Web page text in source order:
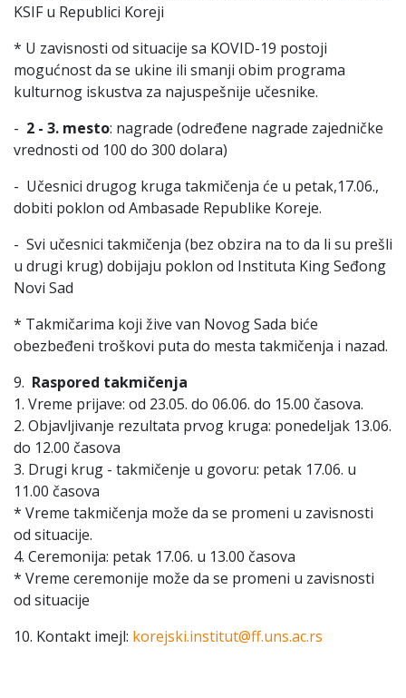
KSIF u Republici Koreji
* U zavisnosti od situacije sa KOVID-19 postoji
mogućnost da se ukine ili smanji obim programa
kulturnog iskustva za najuspešnije učesnike.
- 2 - 3. mesto: nagrade (određene nagrade zajedničke
vrednosti od 100 do 300 dolara)
- Učesnici drugog kruga takmičenja će u petak,17.06.,
dobiti poklon od Ambasade Republike Koreje.
- Svi učesnici takmičenja (bez obzira na to da li su prešli
u drugi krug) dobijaju poklon od Instituta King Seđong
Novi Sad
* Takmičarima koji žive van Novog Sada biće
obezbeđeni troškovi puta do mesta takmičenja i nazad.
9. Raspored takmičenja
1. Vreme prijave: od 23.05. do 06.06. do 15.00 časova.
2. Objavljivanje rezultata prvog kruga: ponedeljak 13.06.
do 12.00 časova
3. Drugi krug - takmičenje u govoru: petak 17.06. u
11.00 časova
* Vreme takmičenja može da se promeni u zavisnosti
od situacije.
4. Ceremonija: petak 17.06. u 13.00 časova
* Vreme ceremonije može da se promeni u zavisnosti
od situacije
10. Kontakt imejl: korejski.institut@ff.uns.ac.rs